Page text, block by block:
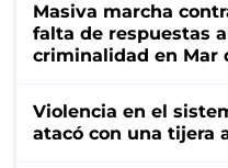
Masiva marcha
falta de respuestas
criminalidad en Mar
Violencia en el
atacó con una tijera